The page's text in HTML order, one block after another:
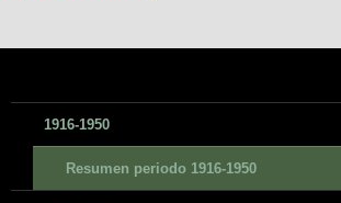
1916-1950
Resumen periodo 1916-1950